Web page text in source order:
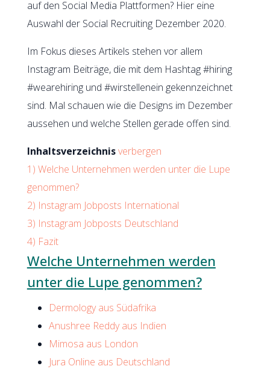
auf den Social Media Plattformen? Hier eine
Auswahl der Social Recruiting Dezember 2020.
Im Fokus dieses Artikels stehen vor allem
Instagram Beiträge, die mit dem Hashtag #hiring
#wearehiring und #wirstellenein gekennzeichnet
sind. Mal schauen wie die Designs im Dezember
aussehen und welche Stellen gerade offen sind.
Inhaltsverzeichnisverbergen
1) Welche Unternehmen werden unter die Lupe
genommen?
2) Instagram Jobposts International
3) Instagram Jobposts Deutschland
4) Fazit
Welche Unternehmen werden
unter die Lupe genommen?
Dermology aus Südafrika
Anushree Reddy aus Indien
Mimosa aus London
Jura Online aus Deutschland